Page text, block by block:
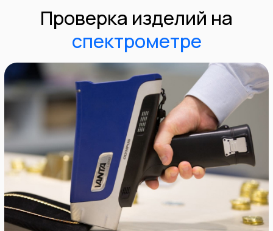
Как получитьмаксимальную
выплату за ювелирное
изделие?
Мы гарантируем, что при продаже золота в
нашей компании, вы получите справедливую
и точную цену за свой товар. Мы постоянно
следим за текущими изменениями на рынке,
чтобы установить правильную цену и
избегать нечестных сделок.
Наш процесс покупки драгоценных
металлов быстр и безопасен для Вас, и мы
предлагаем
прозрачность и честность при каждой